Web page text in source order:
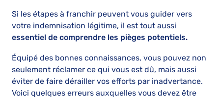
Si les étapes à franchir peuvent vous guider vers
votre indemnisation légitime, il est tout aussi
essentiel de comprendre les pièges potentiels.
Équipé des bonnes connaissances, vous pouvez non
seulement réclamer ce qui vous est dû, mais aussi
éviter de faire dérailler vos efforts par inadvertance.
Voici quelques erreurs auxquelles vous devez être